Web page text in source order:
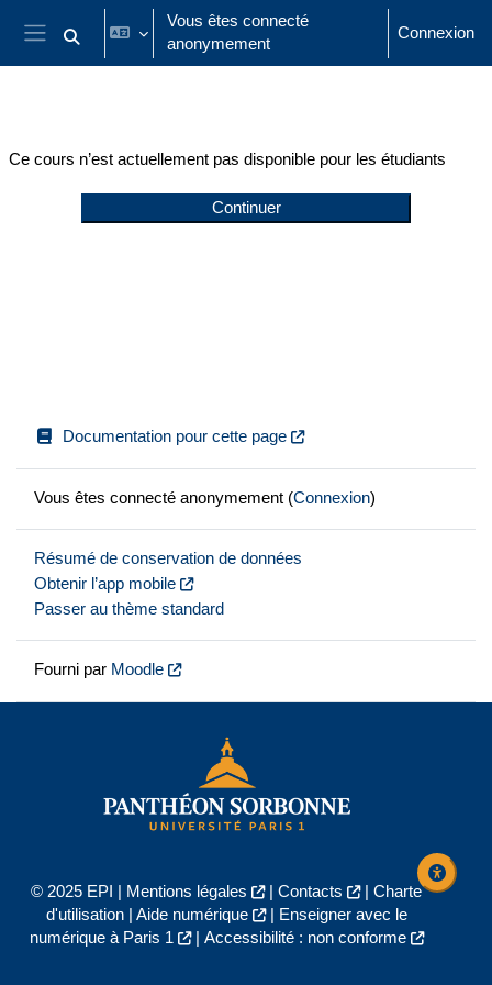
Passer au contenu principal
Panneau latéral
Activer/désactiver la saisie de recherche
Vous êtes connecté
anonymement
Connexion
Ce cours n’est actuellement pas disponible pour les étudiants
Continuer
Documentation pour cette page
Vous êtes connecté anonymement (Connexion)
Résumé de conservation de données
Obtenir l’app mobile
Passer au thème standard
Fourni par Moodle
© 2025 EPI | Mentions légales | Contacts | Charte
d'utilisation| Aide numérique |
Enseigner avec le
numérique à Paris 1
| Accessibilité : non conforme